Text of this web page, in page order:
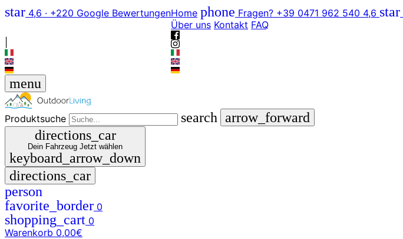
star 4,6 · +220 Google BewertungenHome phone Fragen? +39 0471 962 540 4,6 star
Über uns Kontakt FAQ
menu
Produktsuche search arrow_forward
directions_car
Dein Fahrzeug Jetzt wählen
keyboard_arrow_down
directions_car
person
favorite_border 0
shopping_cart 0
Warenkorb 0,00€